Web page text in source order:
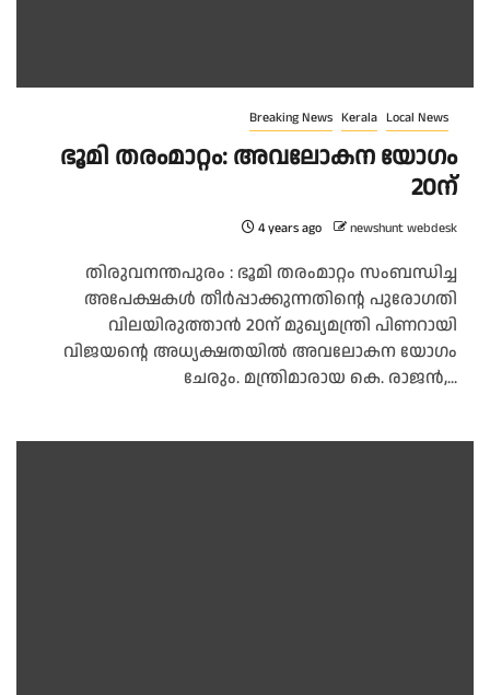
Breaking News Kerala Local News
ഭൂമി തരംമാറ്റം: അവലോകന യോഗം
20ന്
4 years ago newshunt webdesk
തിരുവനന്തപുരം : ഭൂമി തരംമാറ്റം സംബന്ധിച്ച
അപേക്ഷകൾ തീർപ്പാക്കുന്നതിന്റെ പുരോഗതി
വിലയിരുത്താൻ 20ന് മുഖ്യമന്ത്രി പിണറായി
വിജയന്റെ അധ്യക്ഷതയിൽ അവലോകന യോഗം
ചേരും. മന്ത്രിമാരായ കെ. രാജൻ,...